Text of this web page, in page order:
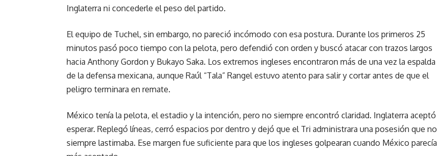
Inglaterra ni concederle el peso del partido.
El equipo de Tuchel, sin embargo, no pareció incómodo con esa postura. Durante los primeros 25
minutos pasó poco tiempo con la pelota, pero defendió con orden y buscó atacar con trazos largos
hacia Anthony Gordon y Bukayo Saka. Los extremos ingleses encontraron más de una vez la espalda
de la defensa mexicana, aunque Raúl “Tala” Rangel estuvo atento para salir y cortar antes de que el
peligro terminara en remate.
México tenía la pelota, el estadio y la intención, pero no siempre encontró claridad. Inglaterra aceptó
esperar. Replegó líneas, cerró espacios por dentro y dejó que el Tri administrara una posesión que no
siempre lastimaba. Ese margen fue suficiente para que los ingleses golpearan cuando México parecía